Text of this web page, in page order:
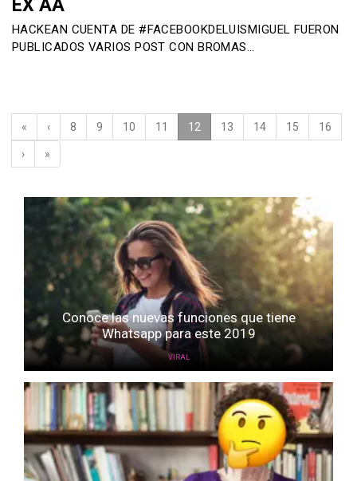
EX AA
HACKEAN CUENTA DE #FACEBOOKDELUISMIGUEL FUERON
PUBLICADOS VARIOS POST CON BROMAS…
« ‹ 8 9 10 11 12 (current)
13 14 15 16
› »
Conoce las nuevas funciones que tiene
Whatsapp para este 2019
VIRAL